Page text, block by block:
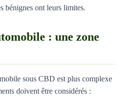
bénignes ont leurs limites.
: une zone
sous CBD est plus complexe
doivent être considérés :